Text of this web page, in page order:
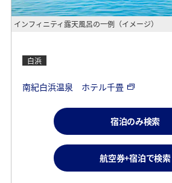
インフィニティ露天風呂の一例（イメージ）
白浜
南紀白浜温泉 ホテル千畳
宿泊のみ検索
航空券+宿泊で検索